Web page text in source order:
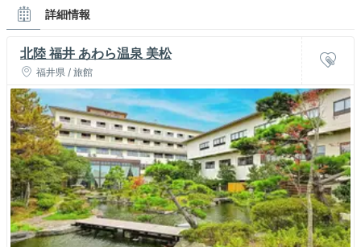
詳細情報
北陸 福井 あわら温泉 美松
福井県 / 旅館